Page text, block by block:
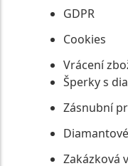
GDPR
Cookies
Vrácení
Šperky s
Zásnubní
Zakázková